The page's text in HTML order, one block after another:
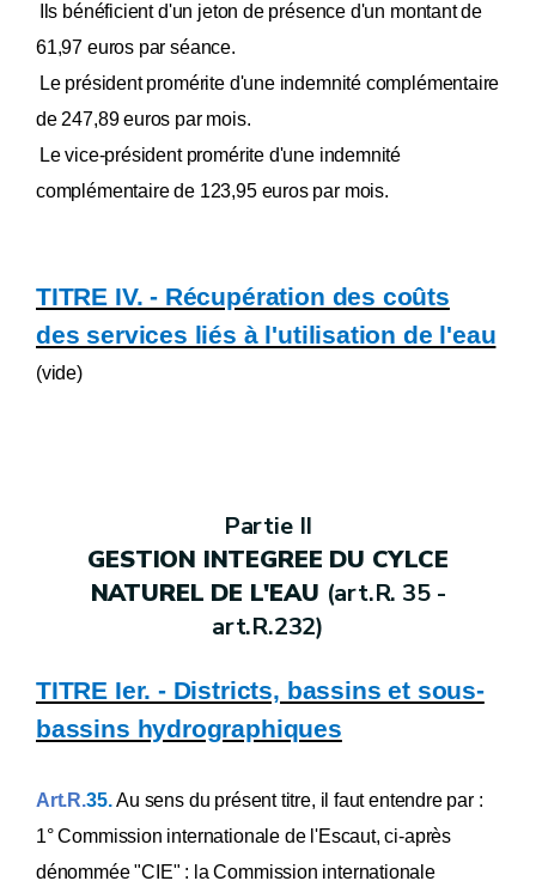
Ils bénéficient d'un jeton de présence d'un montant de
61,97 euros par séance.
Le président promérite d'une indemnité complémentaire
de 247,89 euros par mois.
Le vice-président promérite d'une indemnité
complémentaire de 123,95 euros par mois.
TITRE IV. - Récupération des coûts
des services liés à l'utilisation de l'eau
(vide)
Partie II
GESTION INTEGREE DU CYLCE
NATUREL DE L'EAU (art.R. 35 -
art.R.232)
TITRE Ier. - Districts, bassins et sous-
bassins hydrographiques
Art.R.35.Au sens du présent titre, il faut entendre par :
1° Commission internationale de l'Escaut, ci-après
dénommée "CIE" : la Commission internationale